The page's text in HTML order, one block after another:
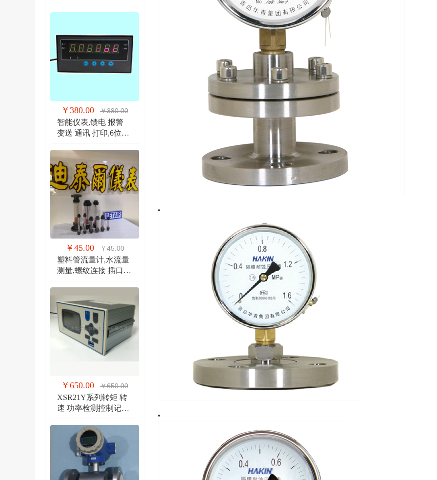
￥380.00 ￥380.00
智能仪表,馈电 报警
变送 通讯 打印,6位显
￥45.00 ￥45.00
塑料管流量计,水流量
测量,螺纹连接 插口连
￥650.00 ￥650.00
XSR21Y系列转矩 转
速 功率检测控制记录